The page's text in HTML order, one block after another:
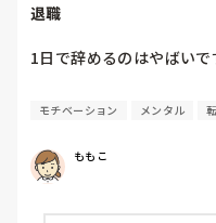
がいいんじゃないの？」
早く色々覚えたい！とい
が、ほとんどの新人に当
うか？？
でもPNSでやれというか
新人を指導しながら業務
退職
1日で辞めるのはやばいで
モチベーション メンタル
ももこ